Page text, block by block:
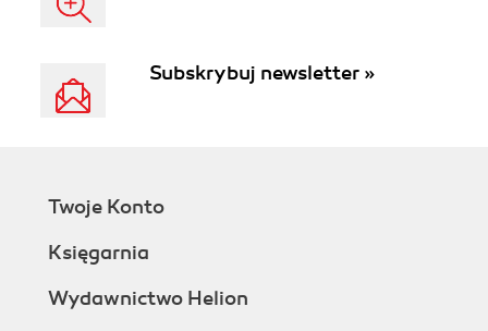
Subskrybuj newsletter »
Twoje Konto
Księgarnia
Wydawnictwo Helion